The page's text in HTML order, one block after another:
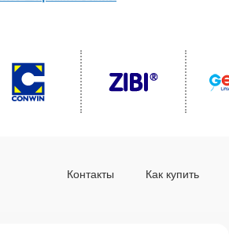
Контакты Как купить